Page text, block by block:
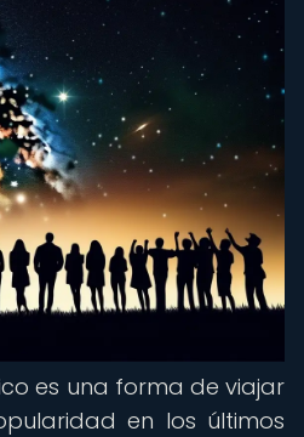
es una forma de viajar
en los últimos